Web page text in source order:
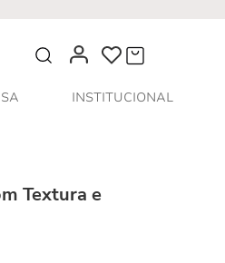
O que você procura?
INSTITUCIONAL
Textura e